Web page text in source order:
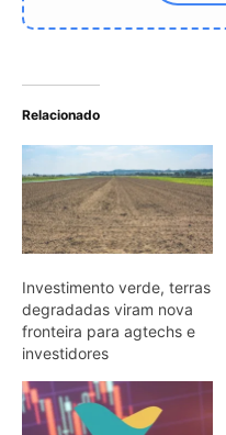
Relacionado
Investimento verde, terras
degradadas viram nova
fronteira para agtechs e
investidores